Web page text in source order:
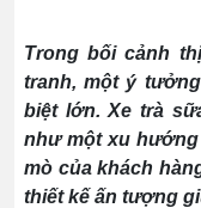
Trong bối cảnh
tranh, một ý
biệt lớn. Xe trà
như một xu hướng
mò của khách
thiết kế ấn tượng